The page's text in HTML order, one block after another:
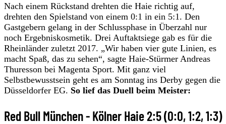
Nach einem Rückstand drehten die Haie richtig auf,
drehten den Spielstand von einem 0:1 in ein 5:1. Den
Gastgebern gelang in der Schlussphase in Überzahl nur
noch Ergebniskosmetik. Drei Auftaktsiege gab es für die
Rheinländer zuletzt 2017. „Wir haben vier gute Linien, es
macht Spaß, das zu sehen“, sagte Haie-Stürmer Andreas
Thuresson bei Magenta Sport. Mit ganz viel
Selbstbewusstsein geht es am Sonntag ins Derby gegen die
Düsseldorfer EG. So lief das Duell beim Meister:
Red Bull München - Kölner Haie 2:5 (0:0, 1:2, 1:3)